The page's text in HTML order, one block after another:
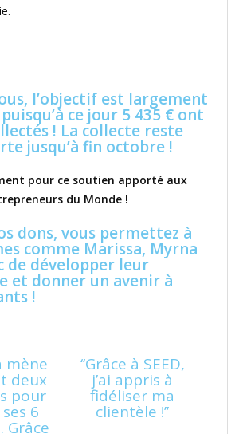
l’objectif est largement
ce jour 5 435 € ont
! La collecte reste
jusqu’à fin octobre !
pour ce soutien apporté aux
du Monde !
dons, vous permettez à
comme Marissa, Myrna
de développer leur
et donner un avenir à
!
mène
deux
pour
6
Grâce
‘‘Grâce à SEED,
j’ai appris à
fidéliser ma
clientèle !’’